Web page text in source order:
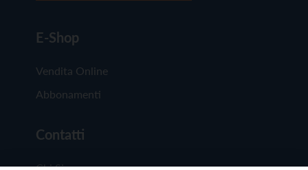
E-Shop
Vendita Online
Abbonamenti
Contatti